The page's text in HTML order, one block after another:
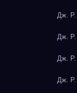
Дж. Р.
Дж. Р.
Дж. Р.
Дж. Р.